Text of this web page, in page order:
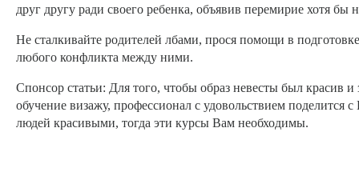
друг другу ради своего ребенка, объявив перемирие хотя бы
Не сталкивайте родителей лбами, прося помощи в
любого конфликта между ними.
Спонсор статьи: Для того, чтобы образ невесты был красив
обучение визажу, профессионал с удовольствием
людей красивыми, тогда эти курсы Вам необходимы.